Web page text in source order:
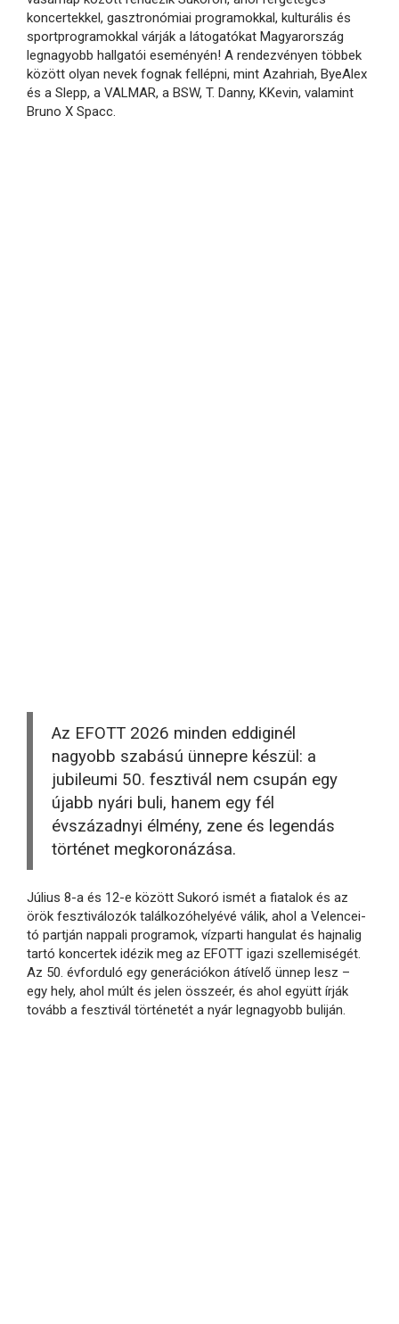
koncertekkel, gasztronómiai programokkal, kulturális és
sportprogramokkal várják a látogatókat Magyarország
legnagyobb hallgatói eseményén! A rendezvényen többek
között olyan nevek fognak fellépni, mint Azahriah, ByeAlex
és a Slepp, a VALMAR, a BSW, T. Danny, KKevin, valamint
Bruno X Spacc.
Az EFOTT 2026 minden eddiginél
nagyobb szabású ünnepre készül: a
jubileumi 50. fesztivál nem csupán egy
újabb nyári buli, hanem egy fél
évszázadnyi élmény, zene és legendás
történet megkoronázása.
Július 8-a és 12-e között Sukoró ismét a fiatalok és az
örök fesztiválozók találkozóhelyévé válik, ahol a Velencei-
tó partján nappali programok, vízparti hangulat és hajnalig
tartó koncertek idézik meg az EFOTT igazi szellemiségét.
Az 50. évforduló egy generációkon átívelő ünnep lesz –
egy hely, ahol múlt és jelen összeér, és ahol együtt írják
tovább a fesztivál történetét a nyár legnagyobb buliján.